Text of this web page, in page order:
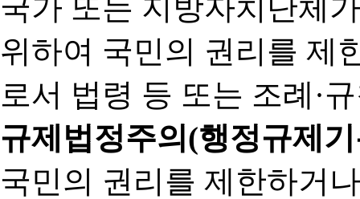
국가 또는 지방자치단체
위하여 국민의 권리를 제
로서 법령 등 또는 조례·
규제법정주의(행정규제
국민의 권리를 제한하거